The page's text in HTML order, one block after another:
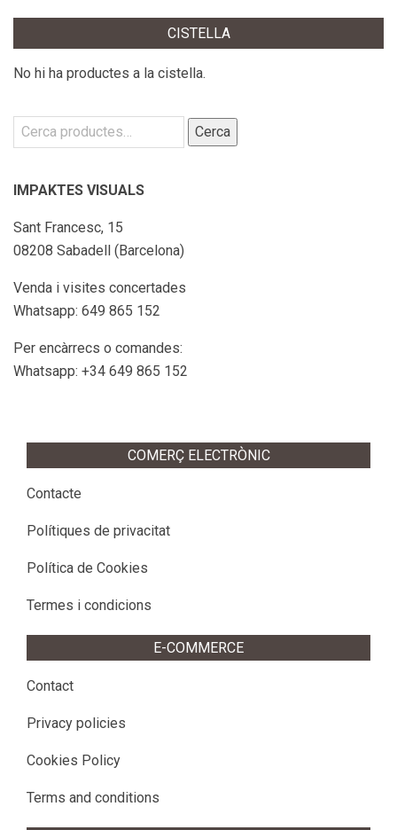
CISTELLA
No hi ha productes a la cistella.
Cerca: Cerca
IMPAKTES VISUALS
Sant Francesc, 15
08208 Sabadell (Barcelona)
Venda i visites concertades
Whatsapp: 649 865 152
Per encàrrecs o comandes:
Whatsapp: +34 649 865 152
COMERÇ ELECTRÒNIC
Contacte
Polítiques de privacitat
Política de Cookies
Termes i condicions
E-COMMERCE
Contact
Privacy policies
Cookies Policy
Terms and conditions